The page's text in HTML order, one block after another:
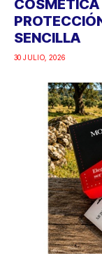
COSMÉTICA
SENCILLA
30 JULIO, 2026